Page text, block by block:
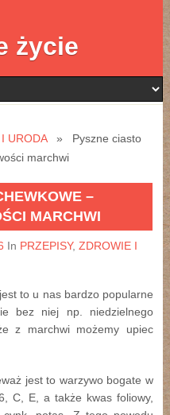
życie
URODA» Pyszne ciasto
marchwi
–
MARCHWI
In PRZEPISY, ZDROWIE I
to u nas bardzo popularne
bez niej np. niedzielnego
z marchwi możemy upiec
jest to warzywo bogate w
C, E, a także kwas foliowy,